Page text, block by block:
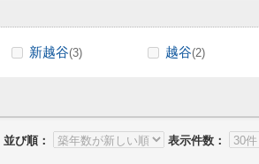
新越谷(3) 越谷(2)
並び順：
表示件数：